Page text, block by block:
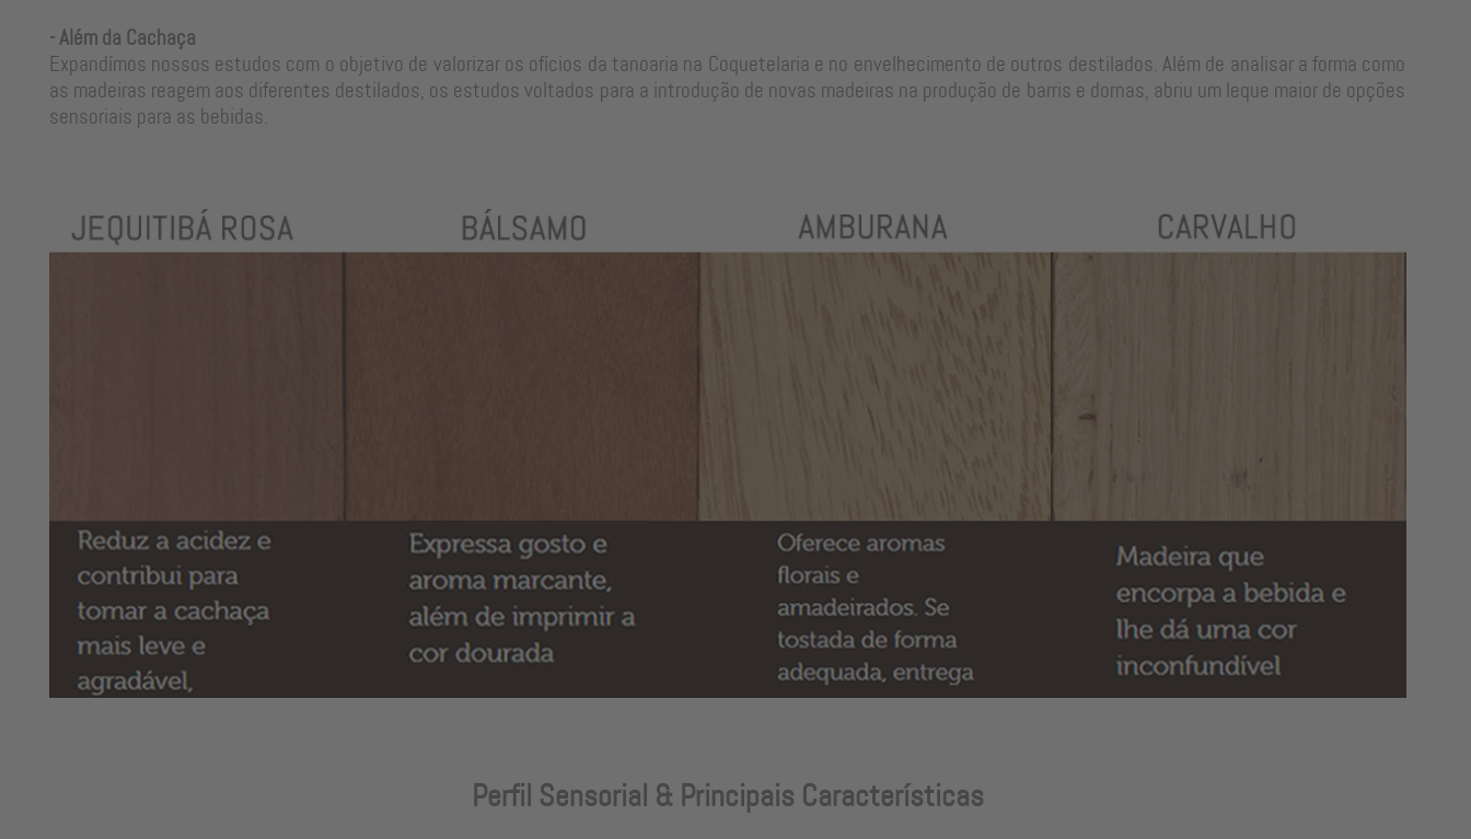
- Além da Cachaça
Expandímos nossos estudos com o objetivo de valorizar os ofícios da tanoaria na Coquetelaria e no envelhecimento de outros destilados. Além de analisar a forma como
as madeiras reagem aos diferentes destilados, os estudos voltados para a introdução de novas madeiras na produção de barris e dornas, abriu um leque maior de opções
sensoriais para as bebidas.
Perfil Sensorial & Principais Características